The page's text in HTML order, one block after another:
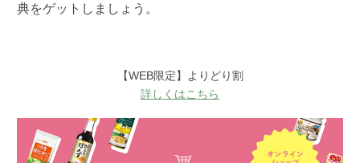
典をゲットしましょう。
【WEB限定】よりどり割
詳しくはこちら